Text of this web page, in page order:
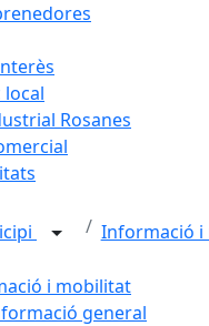
local
Rosanes
Informació
i mobilitat
general